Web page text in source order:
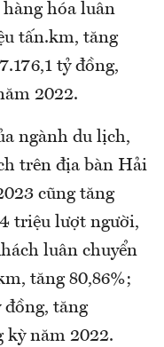
hóa luân
tấn.km, tăng
tỷ đồng,
2022.
ngành du lịch,
trên địa bàn Hải
cũng tăng
triệu lượt người,
luân chuyển
tăng 80,86%;
đồng, tăng
kỳ năm 2022.